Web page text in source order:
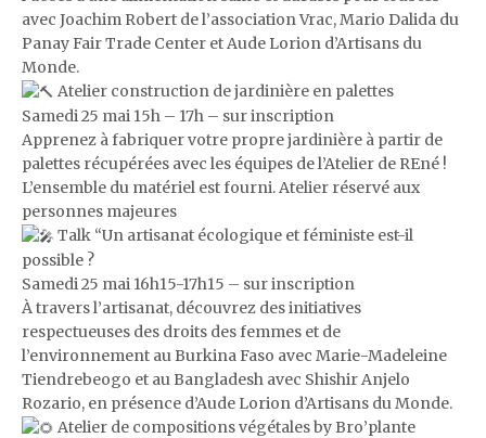
avec Joachim Robert de l’association Vrac, Mario Dalida du
Panay Fair Trade Center et Aude Lorion d’Artisans du
Monde.
Atelier construction de jardinière en palettes
Samedi 25 mai 15h – 17h – sur inscription
Apprenez à fabriquer votre propre jardinière à partir de
palettes récupérées avec les équipes de l’Atelier de REné !
L’ensemble du matériel est fourni. Atelier réservé aux
personnes majeures
Talk “Un artisanat écologique et féministe est-il
possible ?
Samedi 25 mai 16h15-17h15 – sur inscription
À travers l’artisanat, découvrez des initiatives
respectueuses des droits des femmes et de
l’environnement au Burkina Faso avec Marie-Madeleine
Tiendrebeogo et au Bangladesh avec Shishir Anjelo
Rozario, en présence d’Aude Lorion d’Artisans du Monde.
Atelier de compositions végétales by Bro’plante